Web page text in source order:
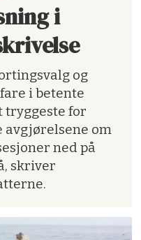
i
og
i betente
tryggeste for
om
ned på
skriver